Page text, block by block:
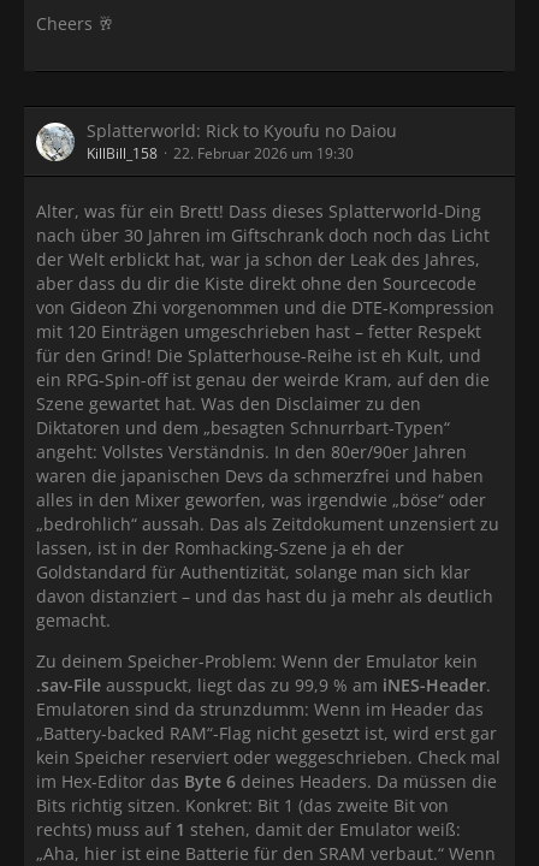
Cheers 🥂
Splatterworld: Rick to Kyoufu no Daiou
KillBill_158 22. Februar 2026 um 19:30
Alter, was für ein Brett! Dass dieses Splatterworld-Ding
nach über 30 Jahren im Giftschrank doch noch das Licht
der Welt erblickt hat, war ja schon der Leak des Jahres,
aber dass du dir die Kiste direkt ohne den Sourcecode
von Gideon Zhi vorgenommen und die DTE-Kompression
mit 120 Einträgen umgeschrieben hast – fetter Respekt
für den Grind! Die Splatterhouse-Reihe ist eh Kult, und
ein RPG-Spin-off ist genau der weirde Kram, auf den die
Szene gewartet hat. Was den Disclaimer zu den
Diktatoren und dem „besagten Schnurrbart-Typen“
angeht: Vollstes Verständnis. In den 80er/90er Jahren
waren die japanischen Devs da schmerzfrei und haben
alles in den Mixer geworfen, was irgendwie „böse“ oder
„bedrohlich“ aussah. Das als Zeitdokument unzensiert zu
lassen, ist in der Romhacking-Szene ja eh der
Goldstandard für Authentizität, solange man sich klar
davon distanziert – und das hast du ja mehr als deutlich
gemacht.
Zu deinem Speicher-Problem: Wenn der Emulator kein
.sav-File ausspuckt, liegt das zu 99,9 % am iNES-Header.
Emulatoren sind da strunzdumm: Wenn im Header das
„Battery-backed RAM“-Flag nicht gesetzt ist, wird erst gar
kein Speicher reserviert oder weggeschrieben. Check mal
im Hex-Editor das Byte 6 deines Headers. Da müssen die
Bits richtig sitzen. Konkret: Bit 1 (das zweite Bit von
rechts) muss auf 1 stehen, damit der Emulator weiß:
„Aha, hier ist eine Batterie für den SRAM verbaut.“ Wenn